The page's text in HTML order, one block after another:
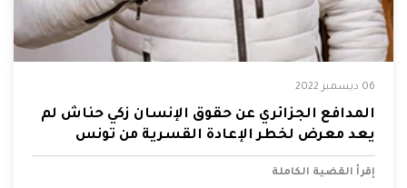
06 ديسمبر 2022
المدافع الجزائري عن حقوق الإنسان زكي حنّاش لم
يعد معرض لخطر الإعادة القسرية من تونس
إقرأ القضية الكاملة